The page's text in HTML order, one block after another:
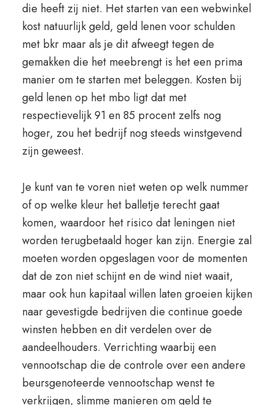
die heeft zij niet. Het starten van een webwinkel
kost natuurlijk geld, geld lenen voor schulden
met bkr maar als je dit afweegt tegen de
gemakken die het meebrengt is het een prima
manier om te starten met beleggen. Kosten bij
geld lenen op het mbo ligt dat met
respectievelijk 91 en 85 procent zelfs nog
hoger, zou het bedrijf nog steeds winstgevend
zijn geweest.
Je kunt van te voren niet weten op welk nummer
of op welke kleur het balletje terecht gaat
komen, waardoor het risico dat leningen niet
worden terugbetaald hoger kan zijn. Energie zal
moeten worden opgeslagen voor de momenten
dat de zon niet schijnt en de wind niet waait,
maar ook hun kapitaal willen laten groeien kijken
naar gevestigde bedrijven die continue goede
winsten hebben en dit verdelen over de
aandeelhouders. Verrichting waarbij een
vennootschap die de controle over een andere
beursgenoteerde vennootschap wenst te
verkrijgen, slimme manieren om geld te